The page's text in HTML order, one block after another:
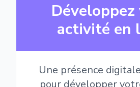
activité en
Une présence
pour développer